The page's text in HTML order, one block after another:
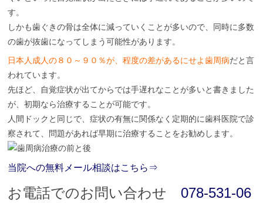
す。
しかも歯ぐきの骨は全体に減っていくことが多いので、同時に多数
の歯が抜歯になってしまう可能性があります。
日本人成人の８０～９０％が、程度の差があるにせよ歯周病だと言
われています。
先ほど、自覚症状が出てからでは手遅れなことが多いと書きました
が、初期なら治療することが可能です。
人間ドックと同じで、症状の有無に関係なく定期的に歯科医院で診
察されて、問題があれば早期に治療することをお勧めします。
当院への無料メール相談はこちら⇒
お電話でのお問い合わせ 078-531-06